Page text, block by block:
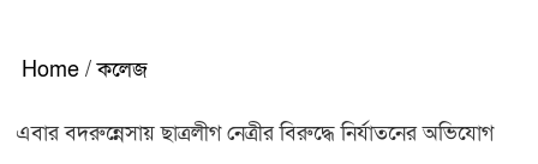
Home / কলেজ
এবার বদরুন্নেসায় ছাত্রলীগ নেত্রীর বিরুদ্ধে নির্যাতনের অভিযোগ